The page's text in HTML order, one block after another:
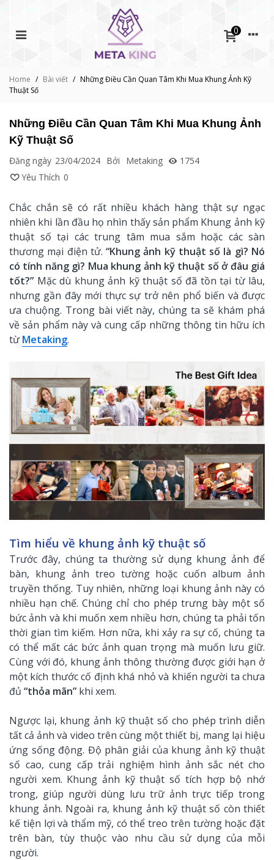
0
Home / Bài viết / Những Điều Cần Quan Tâm Khi Mua Khung Ảnh Kỹ
Thuật Số
Những Điều Cần Quan Tâm Khi Mua Khung Ảnh
Kỹ Thuật Số
Đăng ngày 23/04/2024 Bởi Metaking
1754
Yêu Thích 0
Chắc chắn sẽ có rất nhiều khách hàng thật sự ngạc
nhiên khi lần đầu họ nhìn thấy sản phẩm Khung ảnh kỹ
thuật số tại các trung tâm mua sắm hoặc các sàn
thương mại điện tử. “Khung ảnh kỹ thuật số là gì? Nó
có tính năng gì? Mua khung ảnh kỹ thuật số ở đâu giá
tốt?” Mặc dù khung ảnh kỹ thuật số đã tồn tại từ lâu,
nhưng gần đây mới thực sự trở nên phổ biến và được
ưa chuộng. Trong bài viết này, chúng ta sẽ khám phá
về sản phẩm này và cung cấp những thông tin hữu ích
từ Metaking.
Tìm hiểu về khung ảnh kỹ thuật số
Trước đây, chúng ta thường sử dụng khung ảnh để
bàn, khung ảnh treo tường hoặc cuốn album ảnh
truyền thống. Tuy nhiên, những loại khung ảnh này có
nhiều hạn chế. Chúng chỉ cho phép trưng bày một số
bức ảnh và khi muốn xem nhiều hơn, chúng ta phải tốn
thời gian tìm kiếm. Hơn nữa, khi xảy ra sự cố, chúng ta
có thể mất các bức ảnh quan trọng mà muốn lưu giữ.
Cùng với đó, khung ảnh thông thường được giới hạn ở
một kích thước cố định khá nhỏ và khiến người ta chưa
đủ “thỏa mãn” khi xem.
Ngược lại, khung ảnh kỹ thuật số cho phép trình diễn
tất cả ảnh và video trên cùng một thiết bị, mang lại hiệu
ứng sống động. Độ phân giải của khung ảnh kỹ thuật
số cao, cung cấp trải nghiệm hình ảnh sắc nét cho
người xem. Khung ảnh kỹ thuật số tích hợp bộ nhớ
trong, giúp người dùng lưu trữ ảnh trực tiếp trong
khung ảnh. Ngoài ra, khung ảnh kỹ thuật số còn thiết
kế tiện lợi và thẩm mỹ, có thể treo trên tường hoặc đặt
trên bàn, tùy thuộc vào nhu cầu sử dụng của mỗi
người.